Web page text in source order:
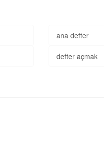
ana defter
defter açmak